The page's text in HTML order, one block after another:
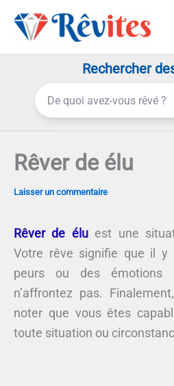
Rechercher
Rêver de élu
Laisser un commentaire
Rêver de éluest une
Votre rêve signifie que il y
peurs ou des émotions
n’affrontez pas.
noter que vous êtes
toute situation ou